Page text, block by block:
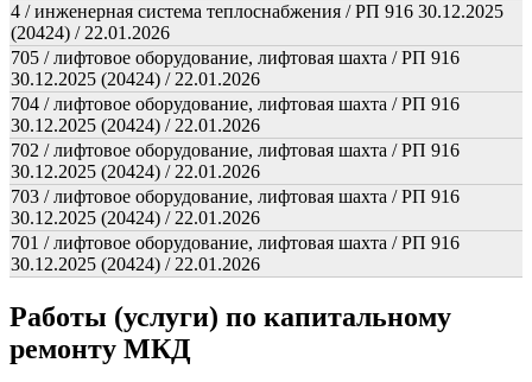
4 / инженерная система теплоснабжения / РП 916 30.12.2025
(20424) / 22.01.2026
705 / лифтовое оборудование, лифтовая шахта / РП 916
30.12.2025 (20424) / 22.01.2026
704 / лифтовое оборудование, лифтовая шахта / РП 916
30.12.2025 (20424) / 22.01.2026
702 / лифтовое оборудование, лифтовая шахта / РП 916
30.12.2025 (20424) / 22.01.2026
703 / лифтовое оборудование, лифтовая шахта / РП 916
30.12.2025 (20424) / 22.01.2026
701 / лифтовое оборудование, лифтовая шахта / РП 916
30.12.2025 (20424) / 22.01.2026
Работы (услуги) по капитальному
ремонту МКД